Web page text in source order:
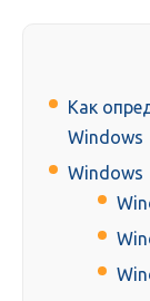
Как
Windows
Windows